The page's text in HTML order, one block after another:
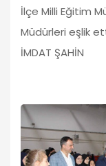
İlçe Milli Eğitim
Müdürleri eşlik
İMDAT ŞAHİN